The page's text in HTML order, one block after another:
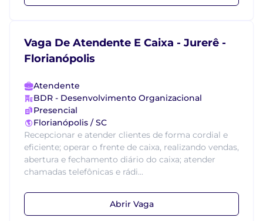
Vaga De Atendente E Caixa - Jurerê -
Florianópolis
Atendente
BDR - Desenvolvimento Organizacional
Presencial
Florianópolis / SC
Recepcionar e atender clientes de forma cordial e
eficiente; operar o frente de caixa, realizando vendas,
abertura e fechamento diário do caixa; atender
chamadas telefônicas e rádi...
Abrir Vaga